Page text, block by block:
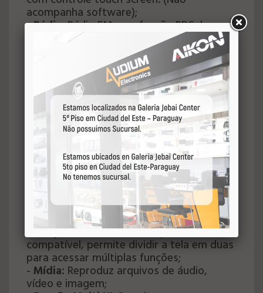
acompanha software);
-Rádio: Rádio FM com função RDS, busca
automática e memorização de até 18
estações. Rádio AM com memorização de
até 12 estações;
Bluetooth Hands-Free/Música A2DP:
Permite realizar, receber ligações e
reproduzir arquivos de áudio;
WI-FI: Conexão dual Wi-Fi 2.4 GHz e 5.0
GHz com antena integrada;
Câmera de ré: Ativação automática da
câmera ao engatar a marcha ré. (Câmera
opcional).
Câmera Frontal:Ativação automática
da câmera ao desengatar a marcha ré.
(Câmera opcional). Desativa a entrada AV
Aux quando instalada;
-Função multi tela:Se o aplicativo for
compatível, permite dividir a tela em duas
para acessar múltiplas funções;
- Mídia: Reproduz arquivos de áudio,
vídeo e imagem;